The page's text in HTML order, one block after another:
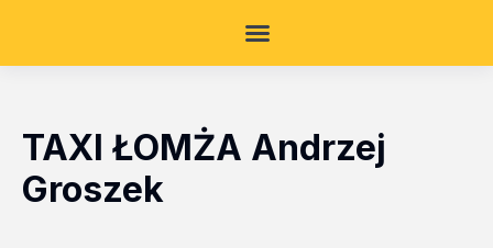
TAXI ŁOMŻA Andrzej
Groszek